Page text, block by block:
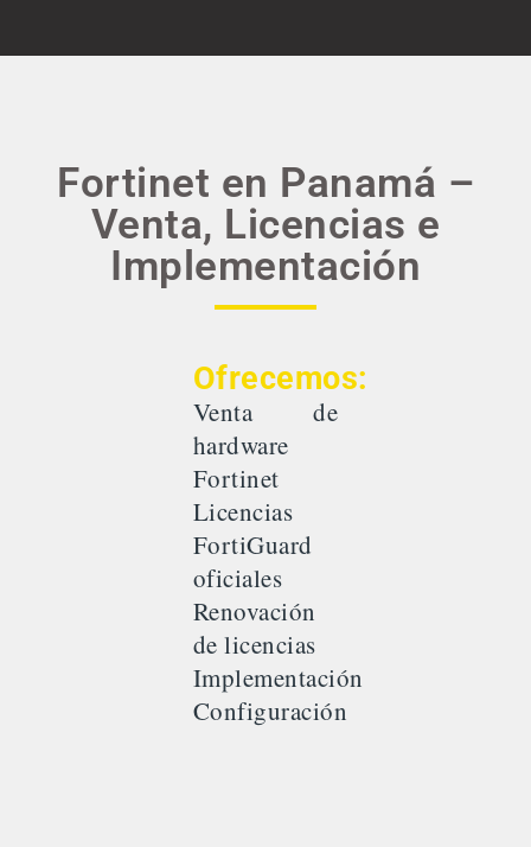
Fortinet en Panamá –
Venta, Licencias e
Implementación
Ofrecemos:
Venta de
hardware
Fortinet
Licencias
FortiGuard
oficiales
Renovación
de licencias
Implementación
Configuración